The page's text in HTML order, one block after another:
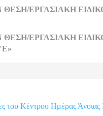
ΕΡΓΑΣΙΑΚΗ
ΕΡΓΑΣΙΑΚΗ
του Κέντρου Ημέρας Άνοιας